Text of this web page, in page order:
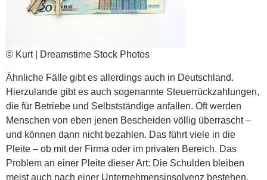
© Kurt | Dreamstime Stock Photos
Ähnliche Fälle gibt es allerdings auch in Deutschland.
Hierzulande gibt es auch sogenannte Steuerrückzahlungen,
die für Betriebe und Selbstständige anfallen. Oft werden
Menschen von eben jenen Bescheiden völlig überrascht –
und können dann nicht bezahlen. Das führt viele in die
Pleite – ob mit der Firma oder im privaten Bereich. Das
Problem an einer Pleite dieser Art: Die Schulden bleiben
meist auch nach einer Unternehmensinsolvenz bestehen.